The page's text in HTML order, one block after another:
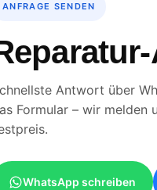
ANFRAGE SENDEN
Antwort über
Formular – wir melden
WhatsApp schreiben